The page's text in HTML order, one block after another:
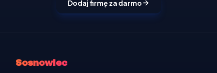
Dodaj firmę za darmo
Sosnowiec